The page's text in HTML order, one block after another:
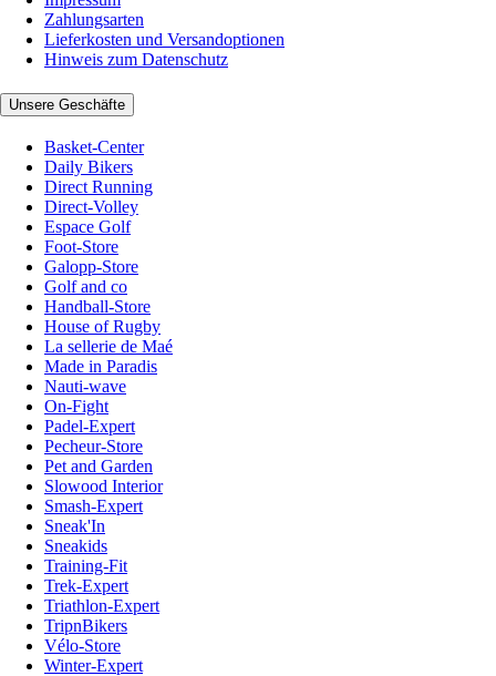
Zahlungsarten
Lieferkosten und Versandoptionen
Hinweis zum Datenschutz
Unsere Geschäfte
Basket-Center
Daily Bikers
Direct Running
Direct-Volley
Espace Golf
Foot-Store
Galopp-Store
Golf and co
Handball-Store
House of Rugby
La sellerie de Maé
Made in Paradis
Nauti-wave
On-Fight
Padel-Expert
Pecheur-Store
Pet and Garden
Slowood Interior
Smash-Expert
Sneak'In
Sneakids
Training-Fit
Trek-Expert
Triathlon-Expert
TripnBikers
Vélo-Store
Winter-Expert